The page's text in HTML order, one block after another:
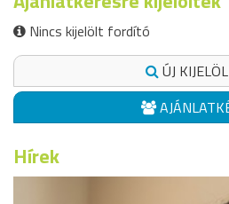
Nincs kijelölt fordító
ÚJ
Hírek